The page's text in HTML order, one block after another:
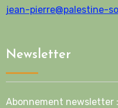
jean-pierre@palestine-
Newsletter
Abonnement newsletter :